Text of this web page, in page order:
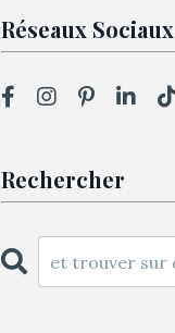
Réseaux Sociaux
Rechercher